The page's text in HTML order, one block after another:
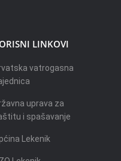
LINKOVI
vatrogasna
uprava za
i spašavanje
Lekenik